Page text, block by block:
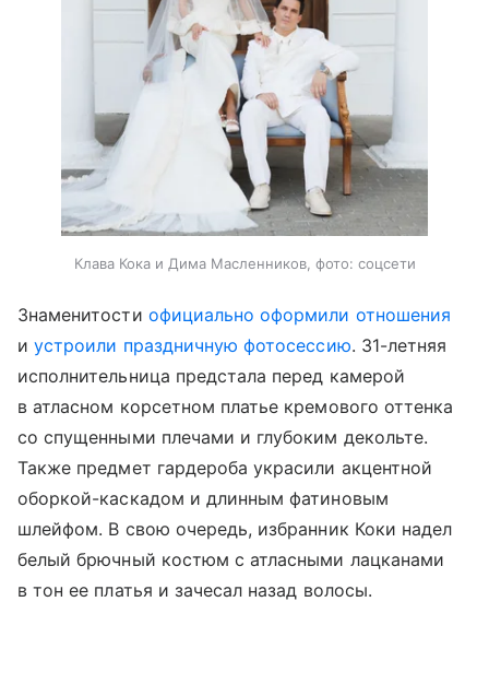
Клава Кока и Дима Масленников, фото: соцсети
Знаменитости официально оформили отношения
иустроили праздничную фотосессию. 31-летняя
исполнительница предстала перед камерой
в атласном корсетном платье кремового оттенка
со спущенными плечами и глубоким декольте.
Также предмет гардероба украсили акцентной
оборкой-каскадом и длинным фатиновым
шлейфом. В свою очередь, избранник Коки надел
белый брючный костюм с атласными лацканами
в тон ее платья и зачесал назад волосы.